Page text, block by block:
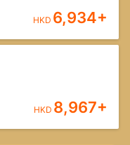
HKD 6,934+
HKD 8,967+